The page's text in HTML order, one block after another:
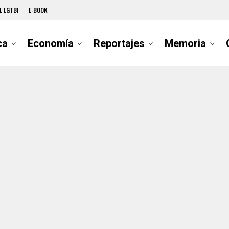
LGTBI E-BOOK
Economía Reportajes Memoria